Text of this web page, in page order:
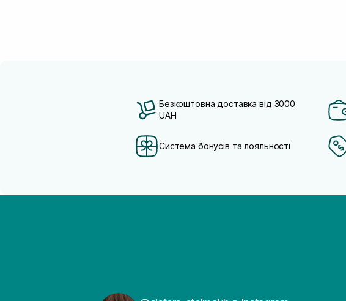
Безкоштовна доставка від 3000
UAH
Система бонусів та лояльності